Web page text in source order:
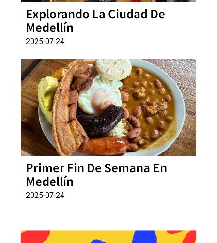
Explorando La Ciudad De
Medellín
2025-07-24
Primer Fin De Semana En
Medellín
2025-07-24